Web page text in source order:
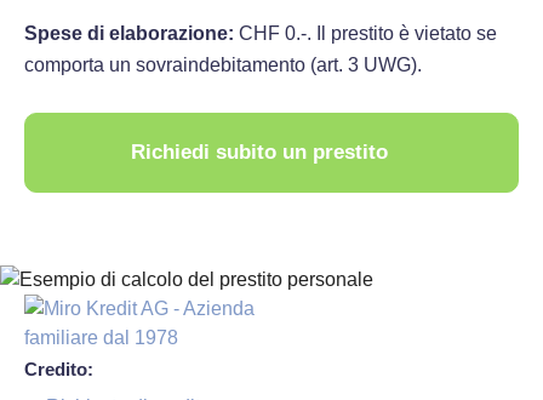
Spese di elaborazione: CHF 0.-. Il prestito è vietato se
comporta un sovraindebitamento (art. 3 UWG).
Richiedi subito un prestito
Credito: